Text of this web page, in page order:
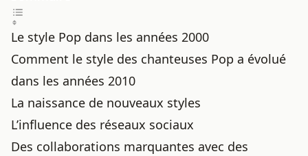
Le style Pop dans les années 2000
Comment le style des chanteuses Pop a évolué
dans les années 2010
La naissance de nouveaux styles
L’influence des réseaux sociaux
Des collaborations marquantes avec des